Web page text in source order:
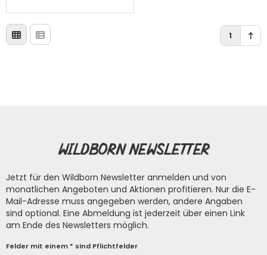
1
Wildborn Newsletter
Jetzt für den Wildborn Newsletter anmelden und von
monatlichen Angeboten und Aktionen profitieren. Nur die E-
Mail-Adresse muss angegeben werden, andere Angaben
sind optional. Eine Abmeldung ist jederzeit über einen Link
am Ende des Newsletters möglich.
Felder mit einem * sind Pflichtfelder